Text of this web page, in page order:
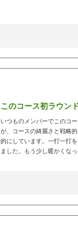
このコース初ラウン
いつものメンバーでこのコ
が、コースの綺麗さと戦略
的にしています。一打一打
ました。もう少し暖かくな